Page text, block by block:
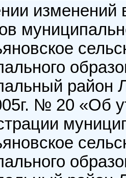
изменений
район
№ 20 «Об